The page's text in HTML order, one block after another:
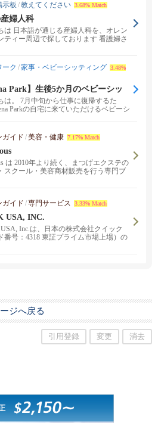
示板 /教えてください 3.68% Match
婦人科
は 日本語が通じる産婦人科を、オレン
ティー周辺で探しております 看護婦さ
ーク /家事・ベビーシッティング 3.48%
Park】生後5か月のベビーシッ
募集（週2～3日）
は。 7月中旬から仕事に復帰するた
Parkの自宅に来ていただけるベビーシ
ガイド /美容・健康 7.17% Match
は 2010年より続く、まつげエクステの
スクール・美容商材販売を行う専門ブ
へ進化しました。Hydrafacial、Glacē（C
、Oxygen Facial、INDIBA など高度な施
語で安心してご利用いただけます。
ガイド /専門サービス 3.33% Match
USA, INC.
Inc.は、日本の株式会社クイック
番号：4318 東証プライム市場上場）の
サービスを提供。北米市場において、
をつなぐ事業に取り組んでいます。 私
グローバルな視点で人材ネットワーク
登録者には頼れるリクルーティング・
タントとして、企業の人事担当者には
る人事戦略パートナーとして寄り添い
ジへ戻る
引用登録 変更 消去